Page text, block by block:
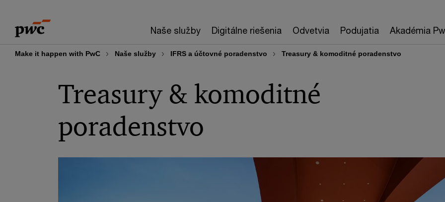
content
footer
Naše služby Digitálne riešenia Odvetvia Podujatia Akadémia
Make it happen with PwC Naše služby IFRS a účtovné poradenstvo Treasury & komoditné poradenstvo
Treasury & komoditné
poradenstvo